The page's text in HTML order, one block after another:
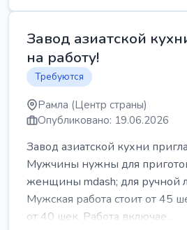
Завод азиатской
на работу!
Требуются
Рамла (Центр страны)
Опубликовано: 19.06.2026
Завод азиатской кухни
Мужчины нужны для
женщины mdash; для ручной
Мужская работа стоит от 45
от 40 шек. Работа включае...